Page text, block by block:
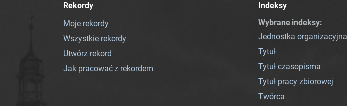
Rekordy
Moje rekordy
Wszystkie rekordy
Utwórz rekord
Jak pracować z rekordem
Indeksy
Wybrane indeksy:
Jednostka organizacyjna
Tytuł
Tytuł czasopisma
Tytuł pracy zbiorowej
Twórca